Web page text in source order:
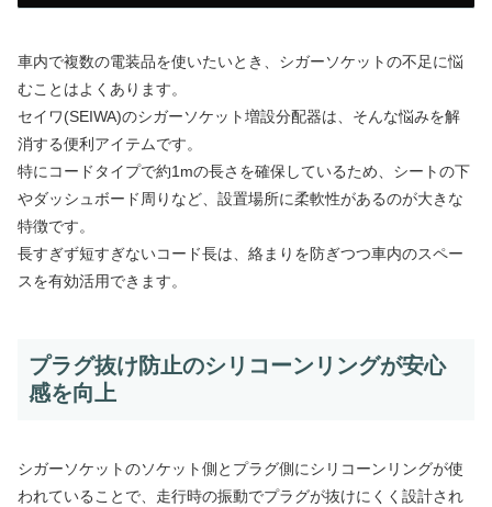
車内で複数の電装品を使いたいとき、シガーソケットの不足に悩
むことはよくあります。
セイワ(SEIWA)のシガーソケット増設分配器は、そんな悩みを解
消する便利アイテムです。
特にコードタイプで約1mの長さを確保しているため、シートの下
やダッシュボード周りなど、設置場所に柔軟性があるのが大きな
特徴です。
長すぎず短すぎないコード長は、絡まりを防ぎつつ車内のスペー
スを有効活用できます。
プラグ抜け防止のシリコーンリングが安心
感を向上
シガーソケットのソケット側とプラグ側にシリコーンリングが使
われていることで、走行時の振動でプラグが抜けにくく設計され